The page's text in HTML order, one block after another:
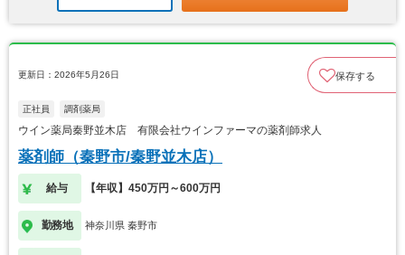
更新日：2026年5月26日 保存する
正社員 調剤薬局
ウイン薬局秦野並木店 有限会社ウインファーマの薬剤師求人
薬剤師（秦野市/秦野並木店）
給与 【年収】450万円～600万円
勤務地 神奈川県 秦野市